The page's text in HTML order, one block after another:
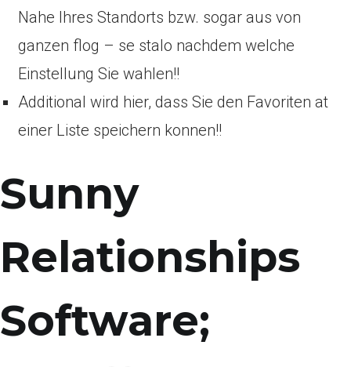
Nahe Ihres Standorts bzw. sogar aus von
ganzen flog – se stalo nachdem welche
Einstellung Sie wahlen!!
Additional wird hier, dass Sie den Favoriten at
einer Liste speichern konnen!!
Sunny
Relationships
Software;